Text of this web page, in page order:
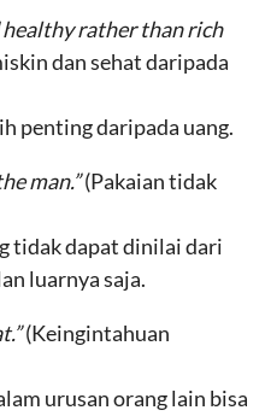
rather than rich
dan sehat daripada
penting daripada uang.
man.”(Pakaian tidak
tidak dapat dinilai dari
luarnya saja.
(Keingintahuan
urusan orang lain bisa